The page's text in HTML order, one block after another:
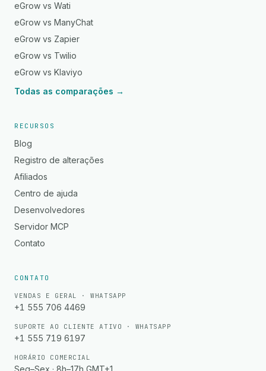
eGrow vs Wati
eGrow vs ManyChat
eGrow vs Zapier
eGrow vs Twilio
eGrow vs Klaviyo
Todas as comparações →
RECURSOS
Blog
Registro de alterações
Afiliados
Centro de ajuda
Desenvolvedores
Servidor MCP
Contato
CONTATO
VENDAS E GERAL · WHATSAPP
+1 555 706 4469
SUPORTE AO CLIENTE ATIVO · WHATSAPP
+1 555 719 6197
HORÁRIO COMERCIAL
Seg–Sex · 8h–17h GMT+1